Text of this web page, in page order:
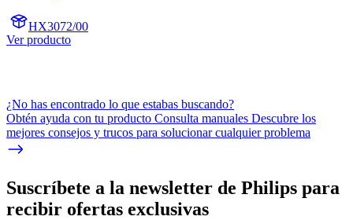
HX3072/00
Ver producto
¿No has encontrado lo que estabas buscando?
Obtén ayuda con tu producto Consulta manuales Descubre los
mejores consejos y trucos para solucionar cualquier problema
Suscríbete a la newsletter de Philips para
recibir ofertas exclusivas